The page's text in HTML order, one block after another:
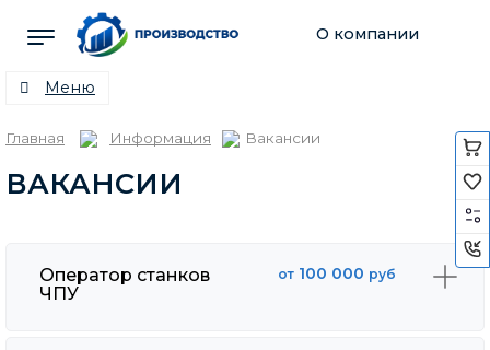
О компании
Меню
Главная Информация Вакансии
ВАКАНСИИ
Оператор станков
ЧПУ
от 100 000 руб